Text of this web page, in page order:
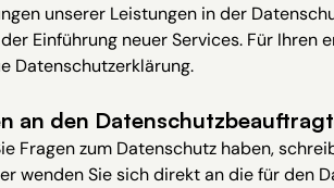
unserer Leistungen in der
Einführung neuer Services. Für Ihren
Datenschutzerklärung.
an den
Fragen zum Datenschutz haben,
wenden Sie sich direkt an die für den